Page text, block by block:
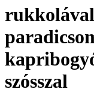
szósszal